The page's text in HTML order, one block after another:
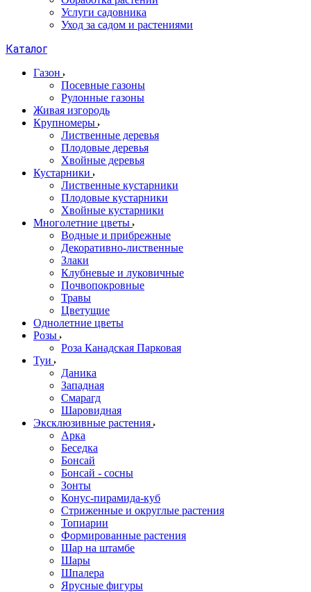
Услуги садовника
Уход за садом и растениями
Каталог
Газон
Посевные газоны
Рулонные газоны
Живая изгородь
Крупномеры
Лиственные деревья
Плодовые деревья
Хвойные деревья
Кустарники
Лиственные кустарники
Плодовые кустарники
Хвойные кустарники
Многолетние цветы
Водные и прибрежные
Декоративно-лиственные
Злаки
Клубневые и луковичные
Почвопокровные
Травы
Цветущие
Однолетние цветы
Розы
Роза Канадская Парковая
Туи
Даника
Западная
Смарагд
Шаровидная
Эксклюзивные растения
Арка
Беседка
Бонсай
Бонсай - сосны
Зонты
Конус-пирамида-куб
Стриженные и округлые растения
Топиарии
Формированные растения
Шар на штамбе
Шары
Шпалера
Ярусные фигуры